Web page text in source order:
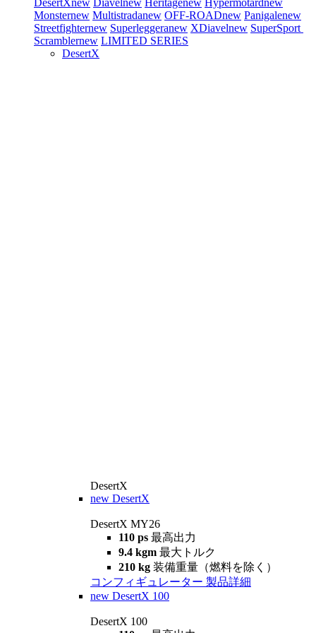
DesertXnew Diavelnew Heritagenew Hypermotardnew
Monsternew Multistradanew OFF-ROADnew Panigalenew
Streetfighternew Superleggeranew XDiavelnew SuperSport
Scramblernew LIMITED SERIES
DesertX
DesertX
new DesertX
DesertX MY26
110 ps 最高出力
9.4 kgm 最大トルク
210 kg 装備重量（燃料を除く）
コンフィギュレーター 製品詳細
new DesertX 100
DesertX 100